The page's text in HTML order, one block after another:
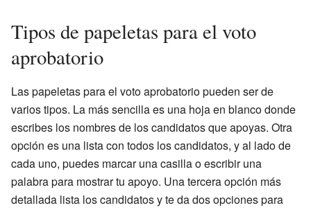
Tipos de papeletas para el voto
aprobatorio
Las papeletas para el voto aprobatorio pueden ser de
varios tipos. La más sencilla es una hoja en blanco donde
escribes los nombres de los candidatos que apoyas. Otra
opción es una lista con todos los candidatos, y al lado de
cada uno, puedes marcar una casilla o escribir una
palabra para mostrar tu apoyo. Una tercera opción más
detallada lista los candidatos y te da dos opciones para